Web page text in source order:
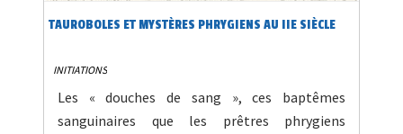
TAUROBOLES ET MYSTÈRES PHRYGIENS AU IIE SIÈCLE
INITIATIONS
Les « douches de sang », ces baptêmes
sanguinaires que les prêtres phrygiens